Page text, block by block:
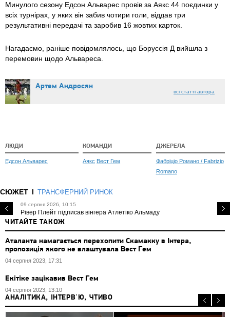
Минулого сезону Едсон Альварес провів за Аякс 44 поєдинки у
всіх турнірах, у яких він забив чотири голи, віддав три
результативні передачі та заробив 16 жовтих карток.
Нагадаємо, раніше повідомлялось, що Боруссія Д вийшла з
перемовин щодо Альвареса.
Артем Андросян
всі статті автора
ЛЮДИ
Едсон Альварес
КОМАНДИ
Аякс Вест Гем
ДЖЕРЕЛА
Фабріціо Романо / Fabrizio
Romano
СЮЖЕТ ТРАНСФЕРНИЙ РИНОК
09 серпня 2026, 10:15
Рівер Плейт підписав вінгера Атлетіко Альмаду
ЧИТАЙТЕ ТАКОЖ
Аталанта намагається перехопити Скамакку в Інтера,
пропозиція якого не влаштувала Вест Гем
04 серпня 2023, 17:31
Екітіке зацікавив Вест Гем
04 серпня 2023, 13:10
АНАЛІТИКА, ІНТЕРВ'Ю, ЧТИВО